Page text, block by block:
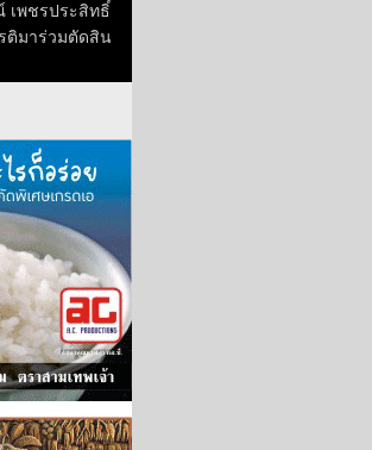
เพชรประสิทธิ์
ติมาร่วมตัดสิน